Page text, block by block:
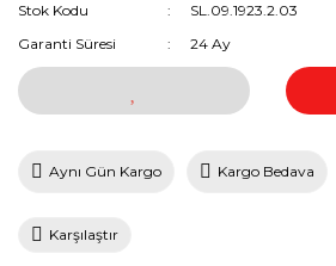
Stok Kodu
SL.09.1923.2.03
Garanti Süresi
24 Ay
Aynı Gün Kargo Kargo Bedava
Karşılaştır